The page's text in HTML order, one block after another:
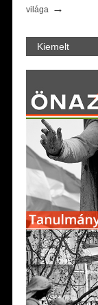
világa
→
Kiemelt